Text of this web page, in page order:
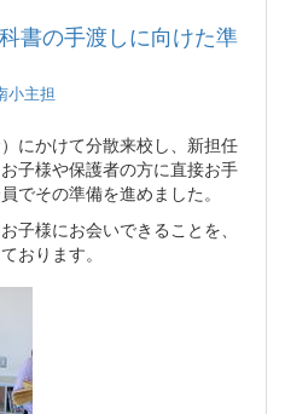
書の手渡しに向けた準
小主担
にかけて分散来校し、新担任
子様や保護者の方に直接お手
でその準備を進めました。
子様にお会いできることを、
おります。